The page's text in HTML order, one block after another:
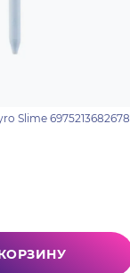
Slime 6975213682678